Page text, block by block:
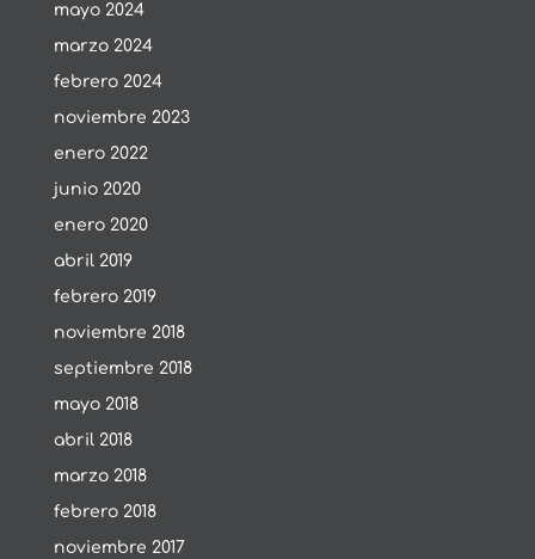
mayo 2024
marzo 2024
febrero 2024
noviembre 2023
enero 2022
junio 2020
enero 2020
abril 2019
febrero 2019
noviembre 2018
septiembre 2018
mayo 2018
abril 2018
marzo 2018
febrero 2018
noviembre 2017